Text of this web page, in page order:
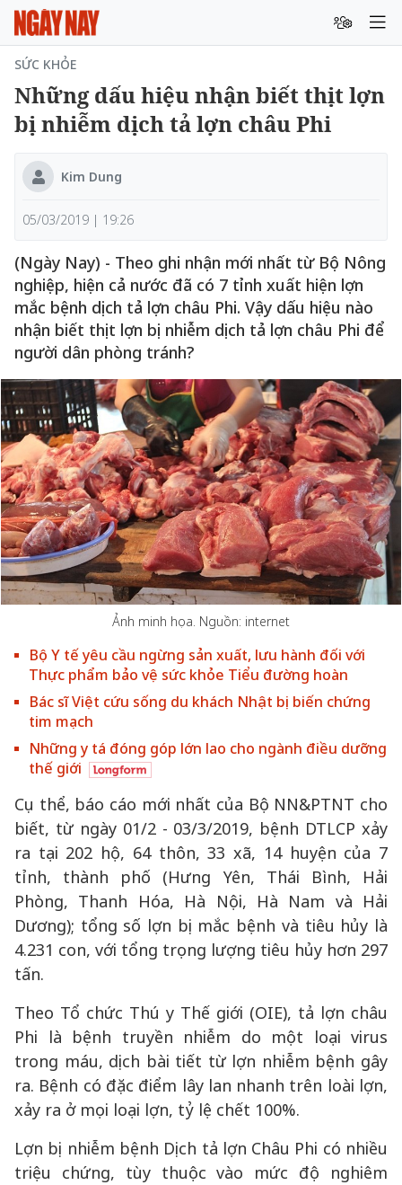
SỨC KHỎE
Những dấu hiệu nhận biết thịt lợn
bị nhiễm dịch tả lợn châu Phi
Kim Dung
05/03/2019 | 19:26
(Ngày Nay) - Theo ghi nhận mới nhất từ Bộ Nông
nghiệp, hiện cả nước đã có 7 tỉnh xuất hiện lợn
mắc bệnh dịch tả lợn châu Phi. Vậy dấu hiệu nào
nhận biết thịt lợn bị nhiễm dịch tả lợn châu Phi để
người dân phòng tránh?
Ảnh minh họa. Nguồn: internet
Bộ Y tế yêu cầu ngừng sản xuất, lưu hành đối với
Thực phẩm bảo vệ sức khỏe Tiểu đường hoàn
Bác sĩ Việt cứu sống du khách Nhật bị biến chứng
tim mạch
Những y tá đóng góp lớn lao cho ngành điều dưỡng
thế giới
Cụ thể, báo cáo mới nhất của Bộ NN&PTNT cho
biết, từ ngày 01/2 - 03/3/2019, bệnh DTLCP xảy
ra tại 202 hộ, 64 thôn, 33 xã, 14 huyện của 7
tỉnh, thành phố (Hưng Yên, Thái Bình, Hải
Phòng, Thanh Hóa, Hà Nội, Hà Nam và Hải
Dương); tổng số lợn bị mắc bệnh và tiêu hủy là
4.231 con, với tổng trọng lượng tiêu hủy hơn 297
tấn.
Theo Tổ chức Thú y Thế giới (OIE), tả lợn châu
Phi là bệnh truyền nhiễm do một loại virus
trong máu, dịch bài tiết từ lợn nhiễm bệnh gây
ra. Bệnh có đặc điểm lây lan nhanh trên loài lợn,
xảy ra ở mọi loại lợn, tỷ lệ chết 100%.
Lợn bị nhiễm bệnh Dịch tả lợn Châu Phi có nhiều
triệu chứng, tùy thuộc vào mức độ nghiêm